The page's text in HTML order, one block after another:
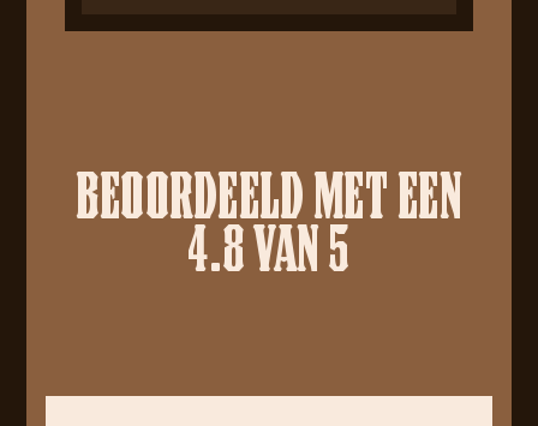
BEOORDEELD MET EEN
4.8 VAN 5